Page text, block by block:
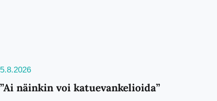
5.8.2026
”Ai näinkin voi katuevankelioida”